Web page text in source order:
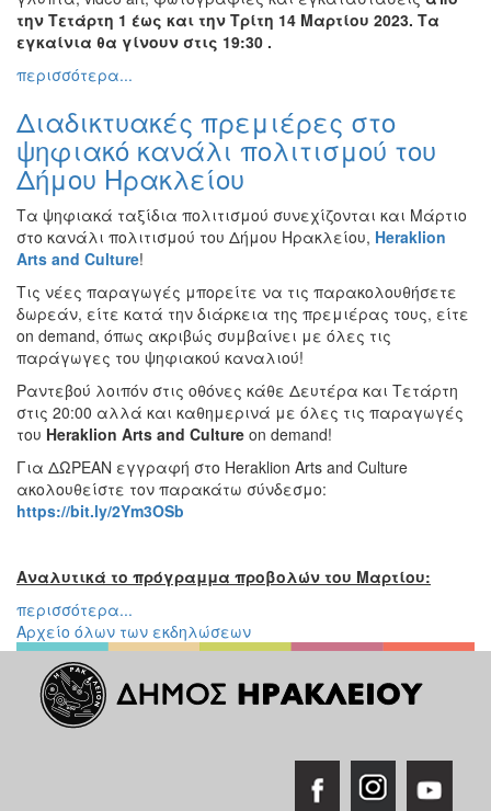
Εκδηλώσεις
για
Παιδιά
Εκδηλώσεις
ΤΟΠΟΣ
ΜΑΣ
ΔΗΜΟΣ
ΑΝΘΕΚΤΙΚΗ
ΠΟΛΗ
την Τετάρτη 1 έως και την Τρίτη 14 Μαρτίου 2023. Τα
εγκαίνια θα γίνουν στις 19:30 .
περισσότερα...
Διαδικτυακές πρεμιέρες στο
ψηφιακό κανάλι πολιτισμού του
Δήμου Ηρακλείου
Τα ψηφιακά ταξίδια πολιτισμού συνεχίζονται και Μάρτιο
στο κανάλι πολιτισμού του Δήμου Ηρακλείου, Heraklion
Arts and Culture!
Τις νέες παραγωγές μπορείτε να τις παρακολουθήσετε
δωρεάν, είτε κατά την διάρκεια της πρεμιέρας τους, είτε
on demand, όπως ακριβώς συμβαίνει με όλες τις
παράγωγες του ψηφιακού καναλιού!
Ραντεβού λοιπόν στις οθόνες κάθε Δευτέρα και Τετάρτη
στις 20:00 αλλά και καθημερινά με όλες τις παραγωγές
του Heraklion Arts and Culture on demand!
Για ΔΩΡΕΑΝ εγγραφή στο Heraklion Arts and Culture
ακολουθείστε τον παρακάτω σύνδεσμο:
https://bit.ly/2Ym3OSb
Αναλυτικά το πρόγραμμα προβολών του Μαρτίου:
περισσότερα...
Αρχείο όλων των εκδηλώσεων